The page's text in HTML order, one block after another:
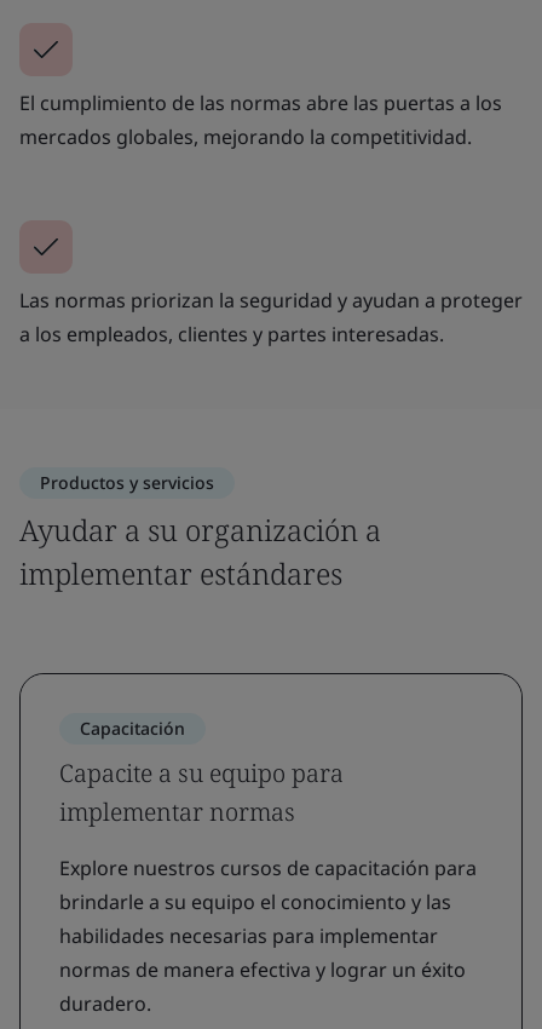
El cumplimiento de las normas abre las puertas a los
mercados globales, mejorando la competitividad.
Las normas priorizan la seguridad y ayudan a proteger
a los empleados, clientes y partes interesadas.
Productos y servicios
Ayudar a su organización a
implementar estándares
Capacitación
Capacite a su equipo para
implementar normas
Explore nuestros cursos de capacitación para
brindarle a su equipo el conocimiento y las
habilidades necesarias para implementar
normas de manera efectiva y lograr un éxito
duradero.